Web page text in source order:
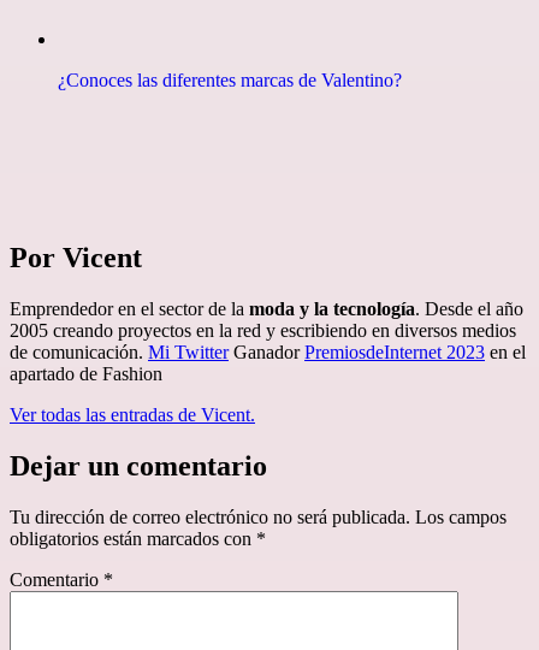
¿Conoces las diferentes marcas de Valentino?
Por Vicent
Emprendedor en el sector de la moda y la tecnología. Desde el año
2005 creando proyectos en la red y escribiendo en diversos medios
de comunicación. Mi TwitterGanadorPremiosdeInternet 2023 en el
apartado de Fashion
Ver todas las entradas de Vicent.
Dejar un comentario
Tu dirección de correo electrónico no será publicada. Los campos
obligatorios están marcados con *
Comentario *